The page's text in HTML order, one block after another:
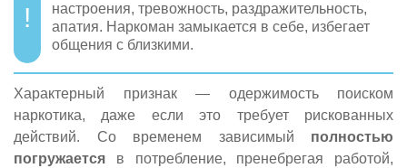
настроения, тревожность, раздражительность,
апатия. Наркоман замыкается в себе, избегает
общения с близкими.
Характерный признак — одержимость поиском
наркотика, даже если это требует рискованных
действий. Со временем зависимый полностью
погружается в потребление, пренебрегая работой,